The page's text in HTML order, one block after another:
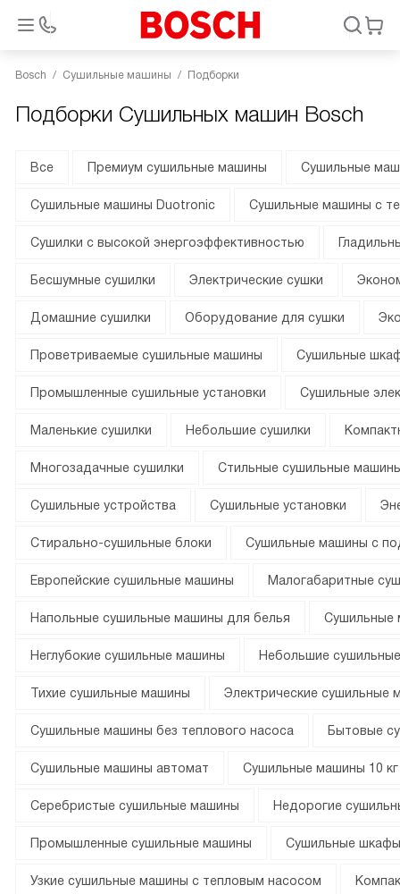
Bosch Сушильные машины Подборки
Подборки Сушильных машин Bosch
Все Премиум сушильные машины Сушильные
Сушильные машины Duotronic Сушильные машины с
Сушилки с высокой энергоэффективностью
Бесшумные сушилки Электрические сушки
Домашние сушилки Оборудование для сушки
Проветриваемые сушильные машины Сушильные
Промышленные сушильные установки Сушильные
Маленькие сушилки Небольшие сушилки
Многозадачные сушилки Стильные сушильные
Сушильные устройства Сушильные установки
Стирально-сушильные блоки Сушильные машины с
Европейские сушильные машины Малогабаритные
Напольные сушильные машины для белья Сушильные
Неглубокие сушильные машины Небольшие
Тихие сушильные машины Электрические сушильные
Сушильные машины без теплового насоса Бытовые
Сушильные машины автомат Сушильные машины 10 кг
Серебристые сушильные машины Недорогие
Промышленные сушильные машины Сушильные
Узкие сушильные машины с тепловым насосом